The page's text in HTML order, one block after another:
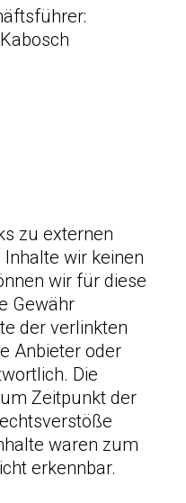
zu externen
wir keinen
wir für diese
Gewähr
der verlinkten
Anbieter oder
Die
Zeitpunkt der
waren zum
erkennbar.